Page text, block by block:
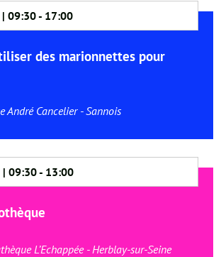
| 09:30- 17:00
des marionnettes pour
André Cancelier - Sannois
| 09:30- 13:00
L’Echappée - Herblay-sur-Seine